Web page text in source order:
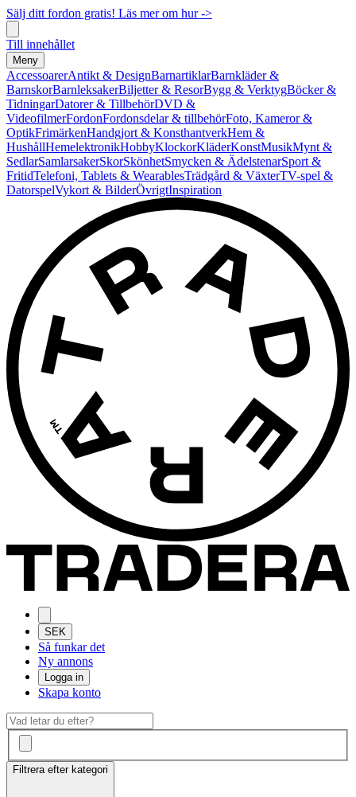
Sälj ditt fordon gratis! Läs mer om hur ->
Till innehållet
Meny
AccessoarerAntikt & DesignBarnartiklarBarnkläder &
BarnskorBarnleksakerBiljetter & ResorBygg & VerktygBöcker &
TidningarDatorer & TillbehörDVD &
VideofilmerFordonFordonsdelar & tillbehörFoto, Kameror &
OptikFrimärkenHandgjort & KonsthantverkHem &
HushållHemelektronikHobbyKlockorKläderKonstMusikMynt &
SedlarSamlarsakerSkorSkönhetSmycken & ÄdelstenarSport &
FritidTelefoni, Tablets & WearablesTrädgård & VäxterTV-spel &
DatorspelVykort & BilderÖvrigtInspiration
SEK
Så funkar det
Ny annons
Logga in
Skapa konto
Filtrera efter kategori